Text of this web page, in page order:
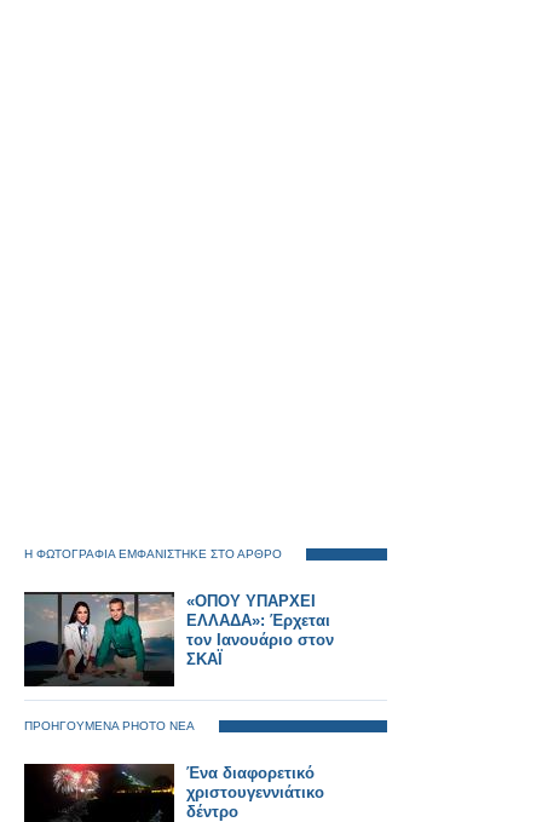
Η ΦΩΤΟΓΡΑΦΙΑ ΕΜΦΑΝΙΣΤΗΚΕ ΣΤΟ ΑΡΘΡΟ
«ΟΠΟΥ ΥΠΑΡΧΕΙ
ΕΛΛΑΔΑ»: Έρχεται
τον Ιανουάριο στον
ΣΚΑΪ
ΠΡΟΗΓΟΥΜΕΝΑ PHOTO ΝΕΑ
Ένα διαφορετικό
χριστουγεννιάτικο
δέντρο